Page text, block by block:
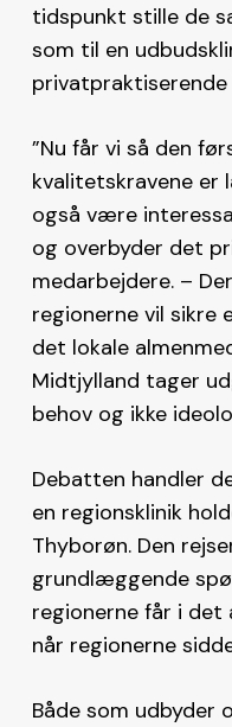
tidspunkt stille de
som til en
”Nu får vi så den
kvalitetskravene er
også være
og overbyder det
medarbejdere. –
regionerne vil sikre
det lokale
Midtjylland tager
behov og ikke
Debatten handler
en regionsklinik
Thyborøn. Den
grundlæggende
regionerne får i det
når regionerne
Både som udbyder